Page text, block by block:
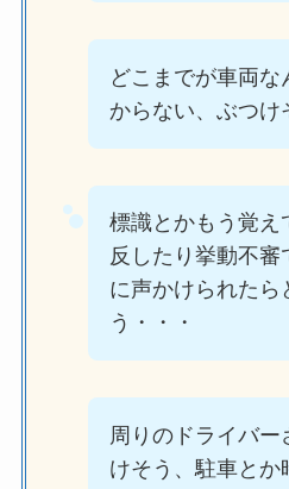
どこまでが車両な
からない、ぶつけ
標識とかもう覚え
反したり挙動不審
に声かけられたら
う・・・
周りのドライバー
けそう、駐車とか